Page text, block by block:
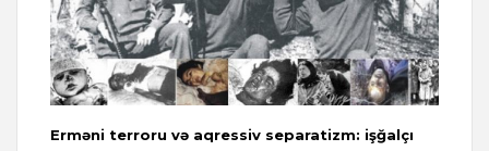
Erməni terroru və aqressiv separatizm: işğalçı